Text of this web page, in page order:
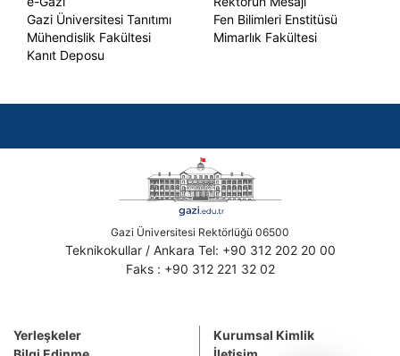
Gazi Üniversitesi Tanıtımı
Fen Bilimleri Enstitüsü
Mühendislik Fakültesi
Mimarlık Fakültesi
Kanıt Deposu
Gazi Üniversitesi Rektörlüğü 06500
Teknikokullar / Ankara Tel: +90 312 202 20 00
Faks : +90 312 221 32 02
Yerleşkeler
Kurumsal Kimlik